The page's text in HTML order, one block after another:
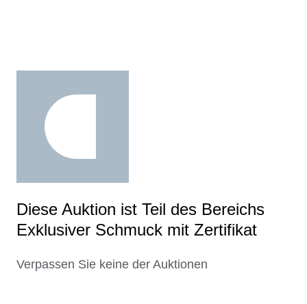
Diese Auktion ist Teil des Bereichs
Exklusiver Schmuck mit Zertifikat
Verpassen Sie keine der Auktionen